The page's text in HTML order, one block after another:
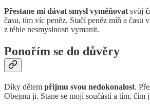
Přestane mi dávat smysl vyměňovat svůj
času, tím víc peněz. Stačí peněz míň a času
z téhle nesmyslnosti vymanit.
Ponořím se do důvěry
Díky dětem přijmu svou nedokonalost.
Obejmu ji. Stane se mojí součástí a tím, čím